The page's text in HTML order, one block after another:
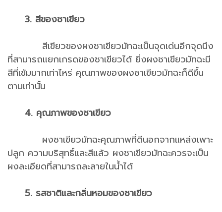
3. สีของชาเขียว
สีเขียวของผงชาเขียวมัทฉะเป็นจุดเด่นอีกจุดนึง
ที่สามารถแยกเกรดของชาเขียวได้ ยิ่งผงชาเขียวมัทฉะมี
สีที่เข้มมากเท่าไหร่ คุณภาพของผงชาเขียวมัทฉะก็ดีขึ้น
ตามเท่านั้น
4. คุณภาพของชาเขียว
ผงชาเขียวมัทฉะคุณภาพที่ดีนอกจากแหล่งเพาะ
ปลูก ความบริสุทธิ์และสีแล้ว ผงชาเขียวมัทฉะควรจะเป็น
ผงละเอียดที่สามารถละลายในน้ำได้
5. รสชาติและกลิ่นหอมของชาเขียว